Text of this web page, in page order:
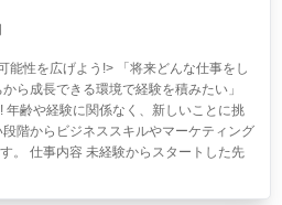
能性を広げよう!> 「将来どんな仕事をし
ら成長できる環境で経験を積みたい」
年齢や経験に関係なく、新しいことに挑
階からビジネススキルやマーケティング
。 仕事内容 未経験からスタートした先